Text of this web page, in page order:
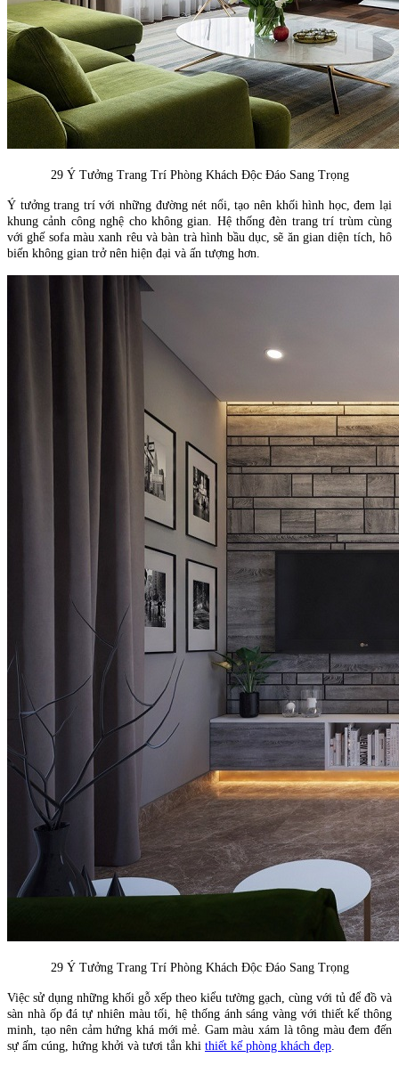
29 Ý Tưởng Trang Trí Phòng Khách Độc Đáo Sang Trọng
Ý tưởng trang trí với những đường nét nổi, tạo nên khối hình học, đem lại
khung cảnh công nghệ cho không gian. Hệ thống đèn trang trí trùm cùng
với ghế sofa màu xanh rêu và bàn trà hình bầu dục, sẽ ăn gian diện tích, hô
biến không gian trở nên hiện đại và ấn tượng hơn.
29 Ý Tưởng Trang Trí Phòng Khách Độc Đáo Sang Trọng
Việc sử dụng những khối gỗ xếp theo kiểu tường gạch, cùng với tủ để đồ và
sàn nhà ốp đá tự nhiên màu tối, hệ thống ánh sáng vàng với thiết kế thông
minh, tạo nên cảm hứng khá mới mẻ. Gam màu xám là tông màu đem đến
sự ấm cúng, hứng khởi và tươi tắn khi thiết kế phòng khách đẹp.